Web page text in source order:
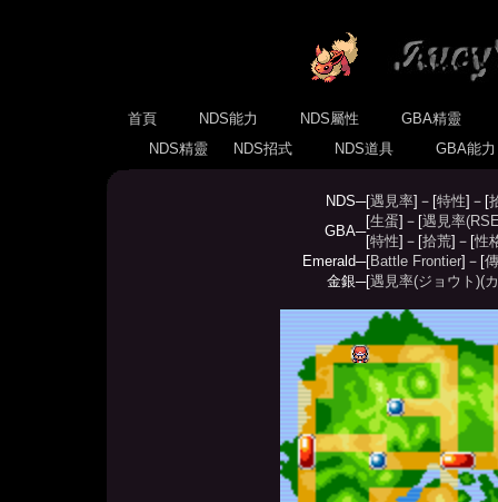
首頁 NDS能力 NDS屬性
GBA精靈
NDS精靈
NDS招式 NDS道具 GBA能
NDS─[遇見率]－[特性]－[
GBA─
[生蛋]－[遇見率
[特性]－[拾荒]－[性
Emerald─[Battle Frontier]－[
金銀─[遇見率(ジョウト)(